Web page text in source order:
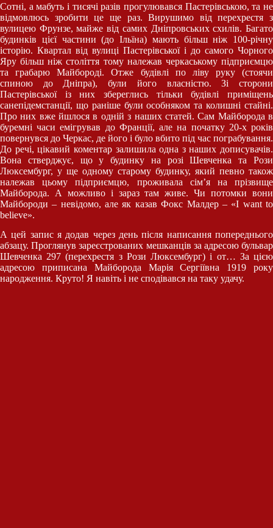
Сотні, а мабуть і тисячі разів прогулювався Пастерівською, та не
відмовлюсь зробити це ще раз. Вирушимо від перехрестя з
вулицею Фрунзе, майже від самих Дніпровських схилів. Багато
будинків цієї частини (до Ільїна) мають більш ніж 100-річну
історію. Квартал від вулиці Пастерівської і до самого Чорного
Яру більш ніж століття тому належав черкаському підприємцю
та грабарю Майбороді. Отже будівлі по ліву руку (стоячи
спиною до Дніпра), були його власністю. Зі сторони
Пастерівської із них збереглись тільки будівлі приміщень
санепідемстанції, що раніше були особняком та колишні стайні.
Про них вже йшлося в одній з наших статей. Сам Майборода в
буремні часи емігрував до Франції, але на початку 20-х років
повернувся до Черкас, де його і було вбито під час пограбування.
До речі, цікавий коментар залишила одна з наших дописувачів.
Вона стверджує, що у будинку на розі Шевченка та Рози
Люксембург, у ще одному старому будинку, який певно також
належав цьому підприємцю, проживала сім’я на прізвище
Майборода. А можливо і зараз там живе. Чи потомки вони
Майбороди – невідомо, але як казав Фокс Малдер – «I want to
believe».
А цей запис я додав через день після написання попереднього
абзацу. Проглянув зареєстрованих мешканців за адресою бульвар
Шевченка 297 (перехрестя з Рози Люксембург) і от… За цією
адресою приписана Майборода Марія Сергіївна 1919 року
народження. Круто! Я навіть і не сподівався на таку удачу.